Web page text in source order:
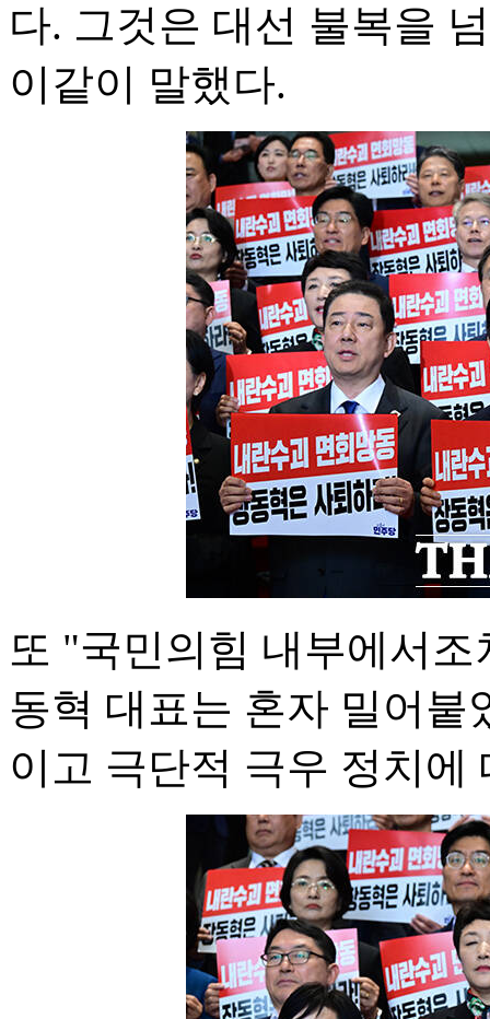
다. 그것은 대선 불복을
이같이 말했다.
또 "국민의힘 내부에서
동혁 대표는 혼자 밀어
이고 극단적 극우 정치